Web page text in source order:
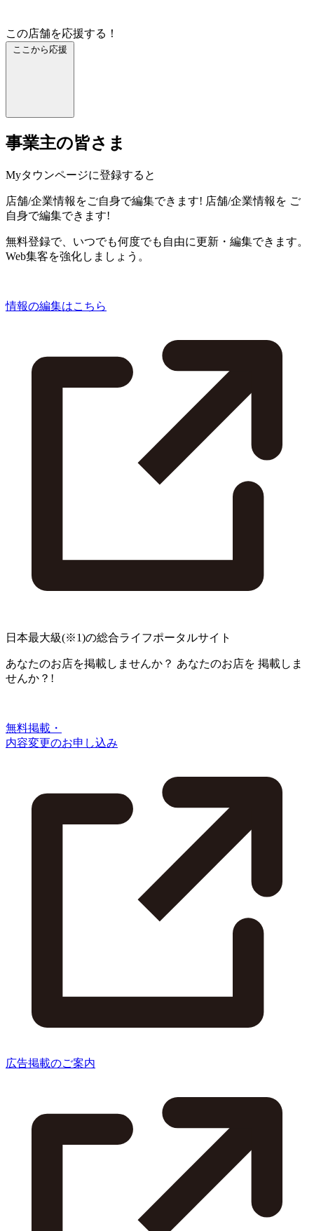
この店舗を応援する！
ここから応援
事業主の皆さま
Myタウンページに登録すると
店舗/企業情報をご自身で編集できます! 店舗/企業情報を ご
自身で編集できます!
無料登録で、いつでも何度でも自由に更新・編集できます。
Web集客を強化しましょう。
情報の編集はこちら
日本最大級(※1)の総合ライフポータルサイト
あなたのお店を掲載しませんか？ あなたのお店を 掲載しま
せんか？!
無料掲載・
内容変更のお申し込み
広告掲載のご案内